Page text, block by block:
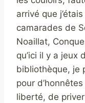
arrivé que
camarades de
Noaillat,
qu’ici il y a jeux
bibliothèque, je
pour
liberté, de